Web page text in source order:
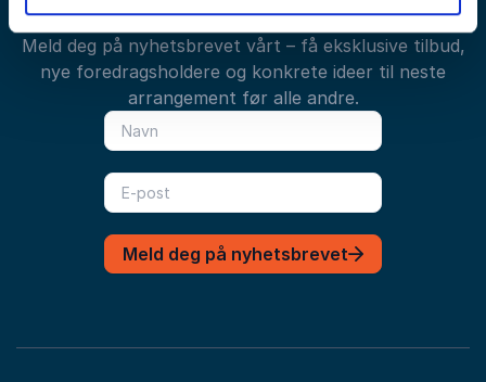
Få gode tilbud direkte i innboksen din
Meld deg på nyhetsbrevet vårt – få eksklusive tilbud,
nye foredragsholdere og konkrete ideer til neste
arrangement før alle andre.
Meld deg på nyhetsbrevet